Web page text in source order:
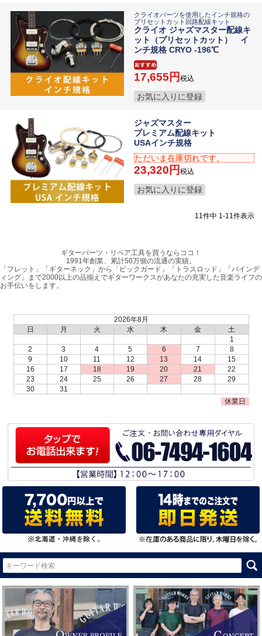
クライオパーツを使用したインチ規格の
プリセットカット回路配線キット
クライオ ジャズマスター配線キ
ット（プリセットカット） イ
ンチ規格 CRYO -196℃
17,655 税込
お気に入りに登録
ジャズマスター
プレミアム配線キット
USAインチ規格
ただいま在庫切れです。
23,320 税込
お気に入りに登録
11 件中 1 -11 件表示
ギターパーツ・リペア工具を買うならココ！
1991年創業、累計50万個の流通の実績。
「フレット」「ギターネック」から「ピックガード」「トラスロッド」「バインデ
ィング」まで2000以上の品揃えでギターワークスがあなたの充実した音楽ライフの
お手伝いをします。
2026年8月
日
月 火 水 木 金
土
1
2
3 4 5 6 7
8
9
10 11 12 13 14
15
16
17 18 19 20 21
22
23
24 25 26 27 28
29
30
31
休業日